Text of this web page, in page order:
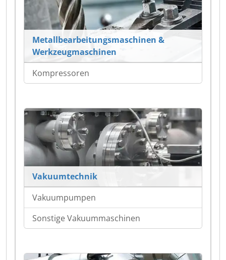
Metallbearbeitungsmaschinen &
Werkzeugmaschinen
Kompressoren
Vakuumtechnik
Vakuumpumpen
Sonstige Vakuummaschinen